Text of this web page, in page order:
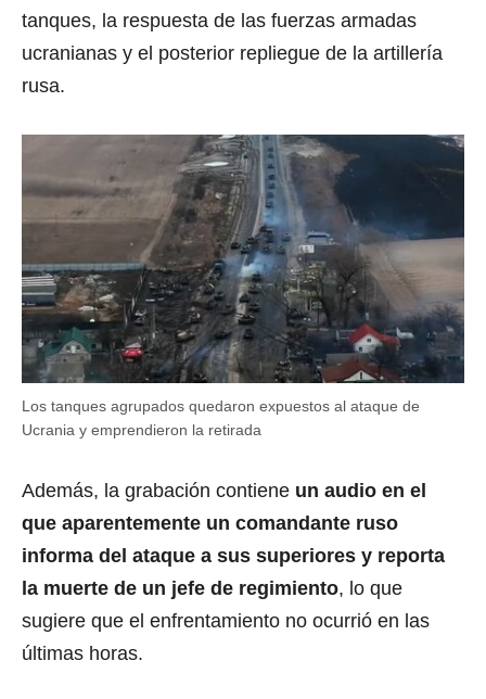
tanques, la respuesta de las fuerzas armadas
ucranianas y el posterior repliegue de la artillería
rusa.
Los tanques agrupados quedaron expuestos al ataque de
Ucrania y emprendieron la retirada
Además, la grabación contiene un audio en el
que aparentemente un comandante ruso
informa del ataque a sus superiores y reporta
la muerte de un jefe de regimiento, lo que
sugiere que el enfrentamiento no ocurrió en las
últimas horas.